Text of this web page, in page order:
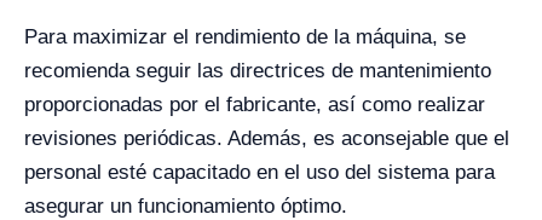
Para maximizar el rendimiento de la máquina, se
recomienda seguir las directrices de mantenimiento
proporcionadas por el fabricante, así como realizar
revisiones periódicas. Además, es aconsejable que el
personal esté capacitado en el uso del sistema para
asegurar un funcionamiento óptimo.